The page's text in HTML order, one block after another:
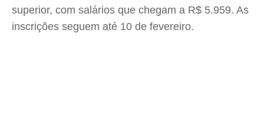
superior, com salários que chegam a R$ 5.959. As
inscrições seguem até 10 de fevereiro.